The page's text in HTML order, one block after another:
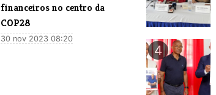
financeiros no centro da
COP28
30 nov 2023 08:20
4